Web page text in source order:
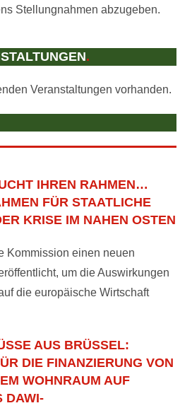
Stellungnahmen abzugeben.
.
Veranstaltungen vorhanden.
IHREN RAHMEN…
FÜR STAATLICHE
KRISE IM NAHEN OSTEN
Kommission einen neuen
um die Auswirkungen
die europäische Wirtschaft
AUS BRÜSSEL: F
DIE FINANZIERUNG VON E
WOHNRAUM AUF G
F